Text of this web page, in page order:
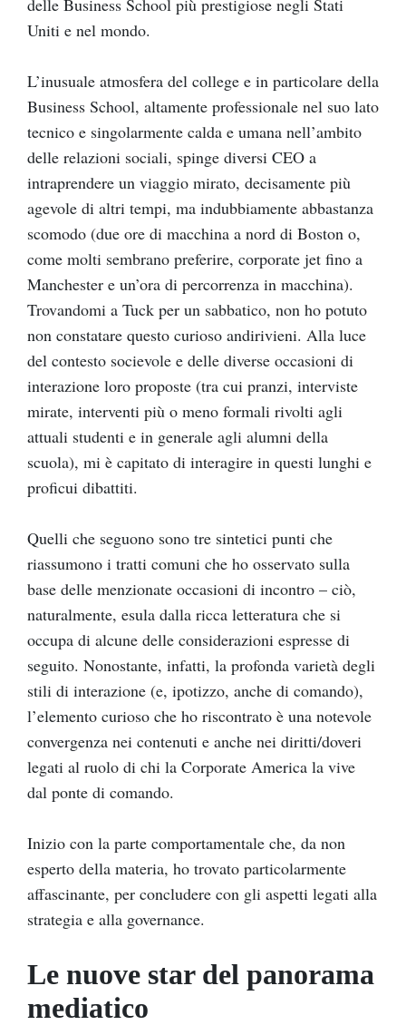
delle Business School più prestigiose negli Stati
Uniti e nel mondo.
L’inusuale atmosfera del college e in particolare della
Business School, altamente professionale nel suo lato
tecnico e singolarmente calda e umana nell’ambito
delle relazioni sociali, spinge diversi CEO a
intraprendere un viaggio mirato, decisamente più
agevole di altri tempi, ma indubbiamente abbastanza
scomodo (due ore di macchina a nord di Boston o,
come molti sembrano preferire, corporate jet fino a
Manchester e un’ora di percorrenza in macchina).
Trovandomi a Tuck per un sabbatico, non ho potuto
non constatare questo curioso andirivieni. Alla luce
del contesto socievole e delle diverse occasioni di
interazione loro proposte (tra cui pranzi, interviste
mirate, interventi più o meno formali rivolti agli
attuali studenti e in generale agli alumni della
scuola), mi è capitato di interagire in questi lunghi e
proficui dibattiti.
Quelli che seguono sono tre sintetici punti che
riassumono i tratti comuni che ho osservato sulla
base delle menzionate occasioni di incontro – ciò,
naturalmente, esula dalla ricca letteratura che si
occupa di alcune delle considerazioni espresse di
seguito. Nonostante, infatti, la profonda varietà degli
stili di interazione (e, ipotizzo, anche di comando),
l’elemento curioso che ho riscontrato è una notevole
convergenza nei contenuti e anche nei diritti/doveri
legati al ruolo di chi la Corporate America la vive
dal ponte di comando.
Inizio con la parte comportamentale che, da non
esperto della materia, ho trovato particolarmente
affascinante, per concludere con gli aspetti legati alla
strategia e alla governance.
Le nuove star del panorama
mediatico